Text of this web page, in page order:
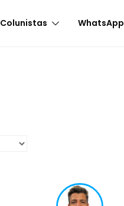
Colunistas WhatsApp